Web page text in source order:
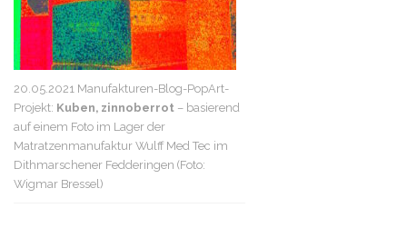
20.05.2021 Manufakturen-Blog-PopArt-
Projekt: Kuben, zinnoberrot – basierend
auf einem Foto im Lager der
Matratzenmanufaktur Wulff Med Tec im
Dithmarschener Fedderingen (Foto:
Wigmar Bressel)